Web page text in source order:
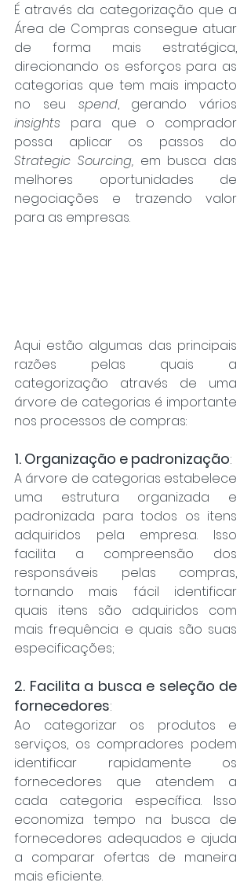
É através da categorização que a
Área de Compras consegue atuar
de forma mais estratégica,
direcionando os esforços para as
categorias que tem mais impacto
no seu spend
insights para que o comprador
Strategic Sourcing, em busca das
melhores oportunidades de
negociações e trazendo valor
para as empresas.
Aqui estão algumas das principais
razões pelas quais a
categorização através de uma
árvore de categorias é importante
nos processos de compras:
1. Organização e padronização:
A árvore de categorias estabelece
uma estrutura organizada e
padronizada para todos os itens
adquiridos pela empresa. Isso
facilita a compreensão dos
responsáveis pelas compras,
tornando mais fácil identificar
quais itens são adquiridos com
mais frequência e quais são suas
especificações;
2. Facilita a busca e seleção de
fornecedores:
Ao categorizar os produtos e
serviços, os compradores podem
identificar rapidamente os
fornecedores que atendem a
cada categoria específica. Isso
economiza tempo na busca de
fornecedores adequados e ajuda
a comparar ofertas de maneira
mais eficiente.